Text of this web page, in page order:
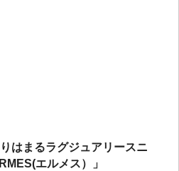
はまるラグジュアリースニ
エルメス）」